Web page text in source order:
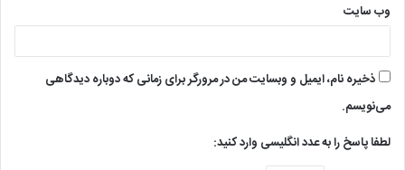
وب‌ سایت
ذخیره نام، ایمیل و وبسایت من در مرورگر برای زمانی که دوباره دیدگاهی
می‌نویسم.
لطفا پاسخ را به عدد انگلیسی وارد کنید: